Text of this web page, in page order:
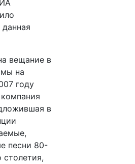
вещание в
на
году
в
песни 80-